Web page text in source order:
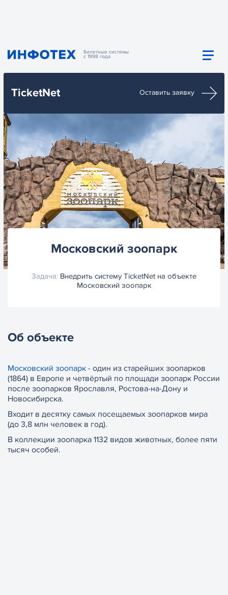
Билетные системы
с 1998 года
TicketNet Оставить заявку
Московский зоопарк
Задача: Внедрить систему TicketNet на объекте
Московский зоопарк
Об объекте
Московский зоопарк - один из старейших зоопарков
(1864) в Европе и четвёртый по площади зоопарк России
после зоопарков Ярославля, Ростова-на-Дону и
Новосибирска.
Входит в десятку самых посещаемых зоопарков мира
(до 3,8 млн человек в год).
В коллекции зоопарка 1132 видов животных, более пяти
тысяч особей.